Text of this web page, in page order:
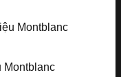
Montblanc
Montblanc